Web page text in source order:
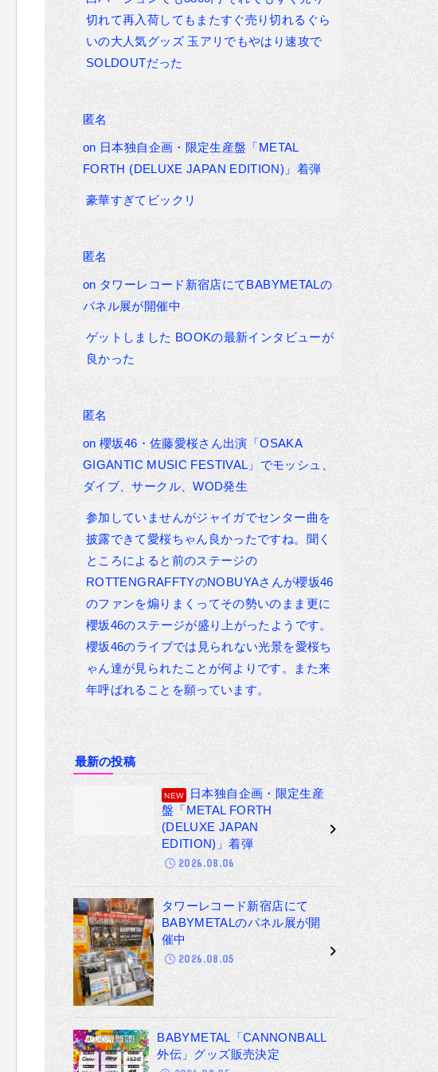
切れて再入荷してもまたすぐ売り切れるぐら
いの大人気グッズ 玉アリでもやはり速攻で
SOLDOUTだった
匿名
on 日本独自企画・限定生産盤「METAL
FORTH (DELUXE JAPAN EDITION)」着弾
豪華すぎてビックリ
匿名
on タワーレコード新宿店にてBABYMETALの
パネル展が開催中
ゲットしました BOOKの最新インタビューが
良かった
匿名
on櫻坂46・佐藤愛桜さん出演「OSAKA
GIGANTIC MUSIC FESTIVAL」でモッシュ、
ダイブ、サークル、WOD発生
参加していませんがジャイガでセンター曲を
披露できて愛桜ちゃん良かったですね。聞く
ところによると前のステージの
ROTTENGRAFFTYのNOBUYAさんが櫻坂46
のファンを煽りまくってその勢いのまま更に
櫻坂46のステージが盛り上がったようです。
櫻坂46のライブでは見られない光景を愛桜ち
ゃん達が見られたことが何よりです。また来
年呼ばれることを願っています。
最新の投稿
日本独自企画・限定生産
盤「METAL FORTH
(DELUXE JAPAN
EDITION)」着弾
2026.08.06
タワーレコード新宿店にて
BABYMETALのパネル展が開
催中
2026.08.05
BABYMETAL「CANNONBALL
外伝」グッズ販売決定